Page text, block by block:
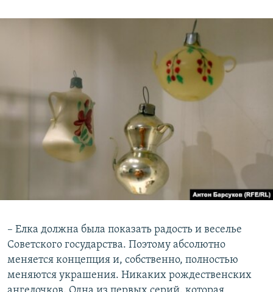
– Елка должна была показать радость и веселье
Советского государства. Поэтому абсолютно
меняется концепция и, собственно, полностью
меняются украшения. Никаких рождественских